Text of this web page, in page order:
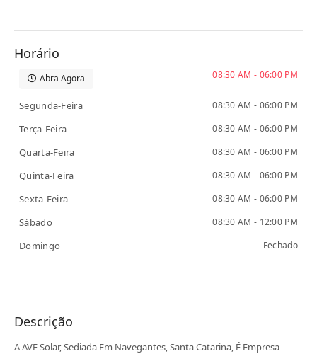
Horário
Abra Agora 08:30 AM - 06:00 PM
Segunda-Feira 08:30 AM - 06:00 PM
Terça-Feira 08:30 AM - 06:00 PM
Quarta-Feira 08:30 AM - 06:00 PM
Quinta-Feira 08:30 AM - 06:00 PM
Sexta-Feira 08:30 AM - 06:00 PM
Sábado 08:30 AM - 12:00 PM
Domingo Fechado
Descrição
A AVF Solar, Sediada Em Navegantes, Santa Catarina, É Empresa